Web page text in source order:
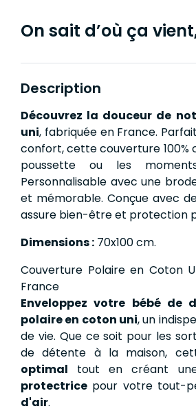
On sait d’où ça
Description
Découvrez la douceur de
uni, fabriquée en France.
confort, cette couverture 100%
poussette ou les
Personnalisable avec une
et mémorable. Conçue avec
assure bien-être et protection
Dimensions : 70x100 cm.
Couverture Polaire en Coton
France
Enveloppez votre bébé de
polaire en coton uni, un
de vie. Que ce soit pour les
de détente à la maison,
optimal tout en créant
protectrice pour votre tout-
d'air.